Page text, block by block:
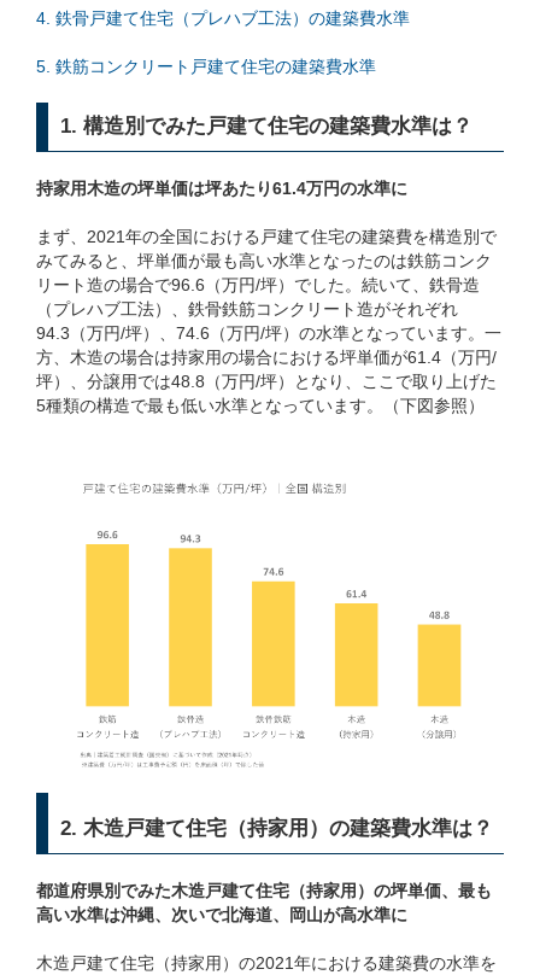
4. 鉄骨戸建て住宅（プレハブ工法）の建築費水準
5. 鉄筋コンクリート戸建て住宅の建築費水準
1. 構造別でみた戸建て住宅の建築費水準は？
持家用木造の坪単価は坪あたり61.4万円の水準に
まず、2021年の全国における戸建て住宅の建築費を構造別で
みてみると、坪単価が最も高い水準となったのは鉄筋コンク
リート造の場合で96.6（万円/坪）でした。続いて、鉄骨造
（プレハブ工法）、鉄骨鉄筋コンクリート造がそれぞれ
94.3（万円/坪）、74.6（万円/坪）の水準となっています。一
方、木造の場合は持家用の場合における坪単価が61.4（万円/
坪）、分譲用では48.8（万円/坪）となり、ここで取り上げた
5種類の構造で最も低い水準となっています。（下図参照）
2. 木造戸建て住宅（持家用）の建築費水準は？
都道府県別でみた木造戸建て住宅（持家用）の坪単価、最も
高い水準は沖縄、次いで北海道、岡山が高水準に
木造戸建て住宅（持家用）の2021年における建築費の水準を